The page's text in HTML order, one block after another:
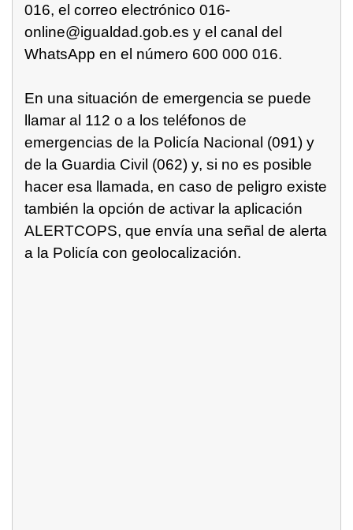
016, el correo electrónico 016-
online@igualdad.gob.es y el canal del
WhatsApp en el número 600 000 016.
En una situación de emergencia se puede
llamar al 112 o a los teléfonos de
emergencias de la Policía Nacional (091) y
de la Guardia Civil (062) y, si no es posible
hacer esa llamada, en caso de peligro existe
también la opción de activar la aplicación
ALERTCOPS, que envía una señal de alerta
a la Policía con geolocalización.